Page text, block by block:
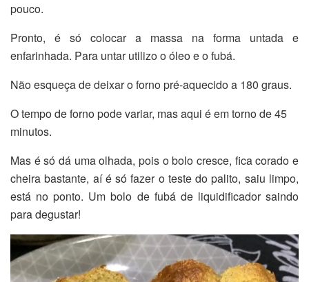
pouco.
Pronto, é só colocar a massa na forma untada e
enfarinhada. Para untar utilizo o óleo e o fubá.
Não esqueça de deixar o forno pré-aquecido a 180 graus.
O tempo de forno pode variar, mas aqui é em torno de 45
minutos.
Mas é só dá uma olhada, pois o bolo cresce, fica corado e
cheira bastante, aí é só fazer o teste do palito, saiu limpo,
está no ponto. Um bolo de fubá de liquidificador saindo
para degustar!